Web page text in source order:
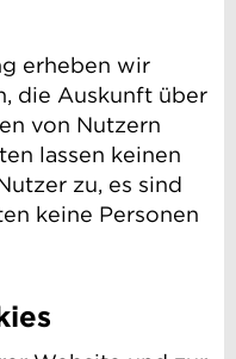
erheben wir
die Auskunft über
von Nutzern
lassen keinen
zu, es sind
keine Personen